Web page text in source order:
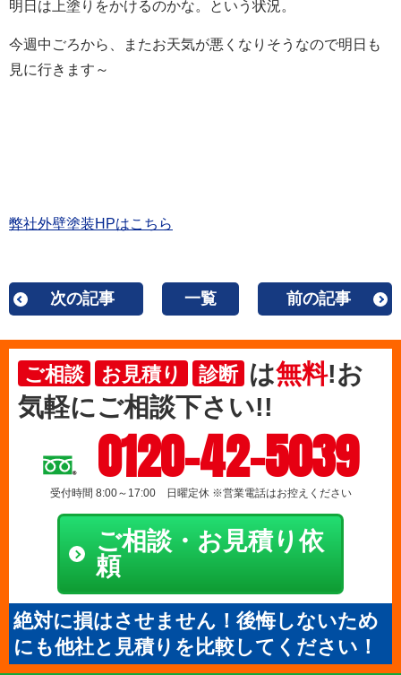
明日は上塗りをかけるのかな。という状況。
今週中ごろから、またお天気が悪くなりそうなので明日も
見に行きます～
弊社外壁塗装HPはこちら
次の記事 一覧 前の記事
ご相談 お見積り 診断 は無料!お
気軽にご相談下さい!!
0120-42-5039
受付時間 8:00～17:00 日曜定休 ※営業電話はお控えください
ご相談・お見積り依
頼
絶対に損はさせません！後悔しないため
にも他社と見積りを比較してください！